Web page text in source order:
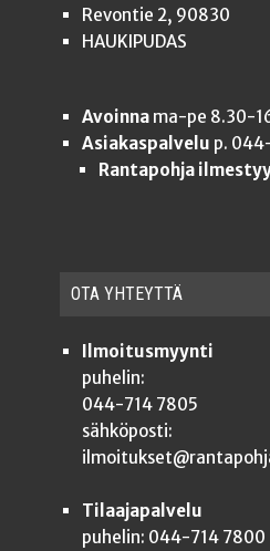
Revontie 2, 90830
HAUKIPUDAS
Avoinnama-pe 8.30-
Asiakaspalvelu p.
Rantapohja
OTA YHTEYT­TÄ
Ilmoitusmyynti
puhelin:
044-714 7805
sähköposti:
Tilaajapalvelu
puhelin: 044-714 7800